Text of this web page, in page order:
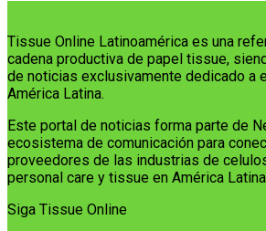
Tissue Online Latinoamérica es una
cadena productiva de papel tissue,
de noticias exclusivamente dedicado a
América Latina.
Este portal de noticias forma parte de
ecosistema de comunicación para
proveedores de las industrias de
personal care y tissue en América
Siga Tissue Online